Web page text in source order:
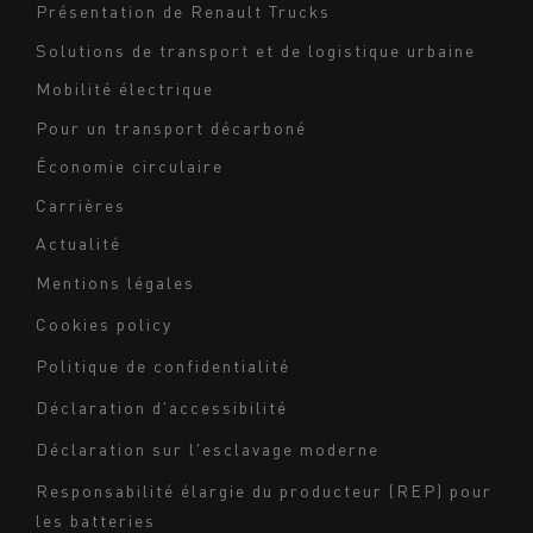
Présentation de Renault Trucks
Solutions de transport et de logistique urbaine
Mobilité électrique
Pour un transport décarboné
Économie circulaire
Carrières
Actualité
bas
de
page
-
Milieu
Mentions légales
Cookies policy
Politique de confidentialité
Déclaration d'accessibilité
Déclaration sur l'esclavage moderne
Responsabilité élargie du producteur (REP) pour
les batteries